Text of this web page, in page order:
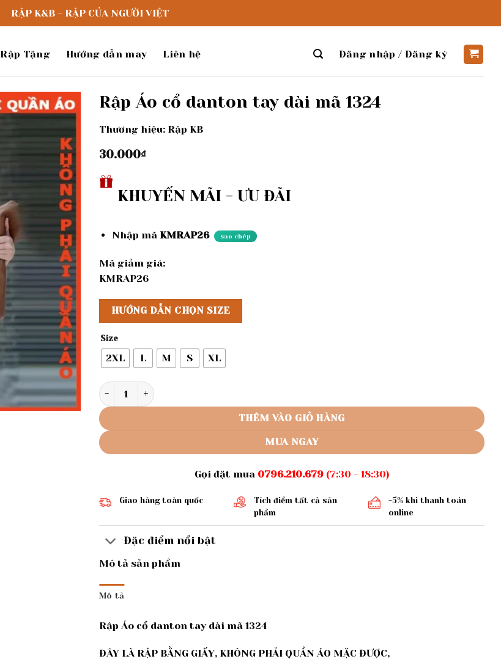
RẬP K&B - RẬP CỦA NGƯỜI VIỆT
Rập Tặng Hướng dẫn may Liên hệ Đăng nhập / Đăng ký
wishlist
Rập Áo cổ danton tay dài mã 1324
Thương hiệu: Rập KB
30.000₫
KHUYẾN MÃI - ƯU ĐÃI
Nhập mã KMRAP26 sao chép
Mã giảm giá:
KMRAP26
HƯỚNG DẪN CHỌN SIZE
Size
2XL L M S XL
Rập Áo cổ danton tay dài mã 1324 số lượng
THÊM VÀO GIỎ HÀNG
MUA NGAY
Gọi đặt mua 0796.210.679(7:30 - 18:30)
Giao hàng toàn quốc
Tích điểm tất cả sản
phẩm
-5% khi thanh toán
online
Đặc điểm nổi bật
Mô tả sản phẩm
Mô tả
Rập Áo cổ danton tay dài mã 1324
ĐÂY LÀ RẬP BẰNG GIẤY, KHÔNG PHẢI QUẦN ÁO MẶC ĐƯỢC,